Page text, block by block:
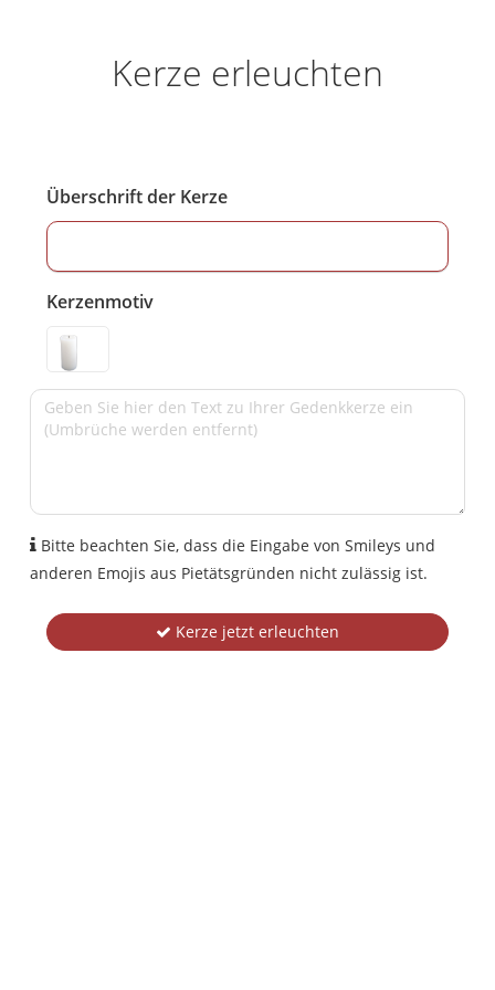
Kerze erleuchten
Überschrift der Kerze
Kerzenmotiv
Bitte beachten Sie, dass die Eingabe von Smileys und
anderen Emojis aus Pietätsgründen nicht zulässig ist.
Kerze jetzt erleuchten